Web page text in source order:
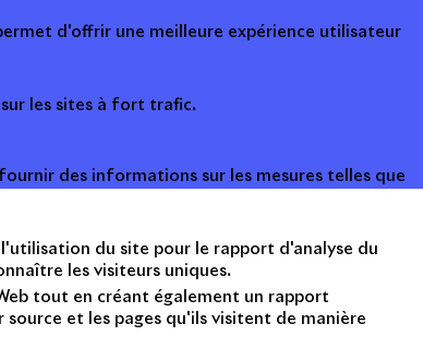
d'offrir une meilleure expérience utilisateur
les sites à fort trafic.
des informations sur les mesures telles que
du site pour le rapport d'analyse du
les visiteurs uniques.
tout en créant également un rapport
et les pages qu'ils visitent de manière